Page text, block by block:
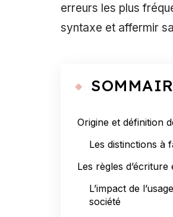
erreurs les plus
syntaxe et affermir
Origine et définition
Les distinctions à
Les règles
L’impact de
société